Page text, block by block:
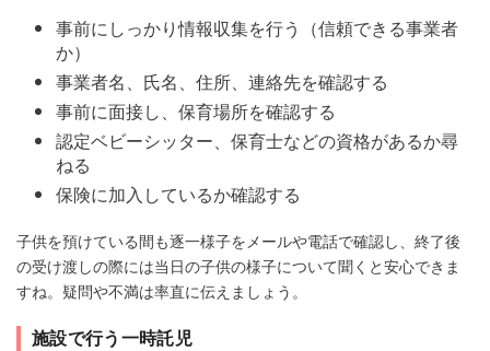
事前にしっかり情報収集を行う（信頼できる事業者
か）
事業者名、氏名、住所、連絡先を確認する
事前に面接し、保育場所を確認する
認定ベビーシッター、保育士などの資格があるか尋
ねる
保険に加入しているか確認する
子供を預けている間も逐一様子をメールや電話で確認し、終了後
の受け渡しの際には当日の子供の様子について聞くと安心できま
すね。疑問や不満は率直に伝えましょう。
施設で行う一時託児